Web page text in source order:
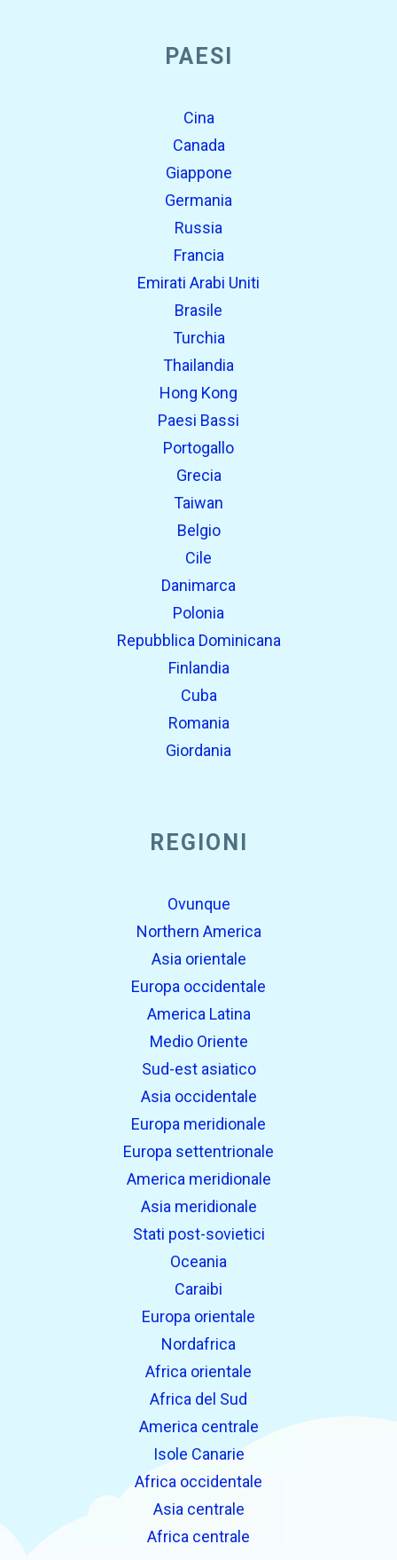
PAESI
Cina
Canada
Giappone
Germania
Russia
Francia
Emirati Arabi Uniti
Brasile
Turchia
Thailandia
Hong Kong
Paesi Bassi
Portogallo
Grecia
Taiwan
Belgio
Cile
Danimarca
Polonia
Repubblica Dominicana
Finlandia
Cuba
Romania
Giordania
REGIONI
Ovunque
Northern America
Asia orientale
Europa occidentale
America Latina
Medio Oriente
Sud-est asiatico
Asia occidentale
Europa meridionale
Europa settentrionale
America meridionale
Asia meridionale
Stati post-sovietici
Oceania
Caraibi
Europa orientale
Nordafrica
Africa orientale
Africa del Sud
America centrale
Isole Canarie
Africa occidentale
Asia centrale
Africa centrale